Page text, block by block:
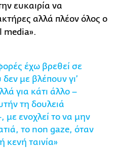
ευκαιρία να
αλλά πλέον όλος ο
media».
έχω βρεθεί σε
με βλέπουν γι’
για κάτι άλλο –
τη δουλειά
με ενοχλεί το να μην
το non gaze, όταν
κενή ταινία»